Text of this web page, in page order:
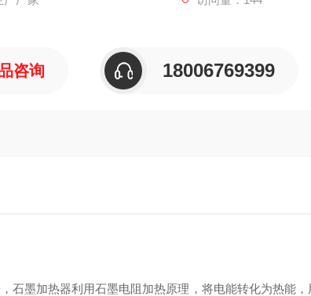
咨询 18006769399
石墨加热器利用石墨电阻加热原理，将电能转化为热能